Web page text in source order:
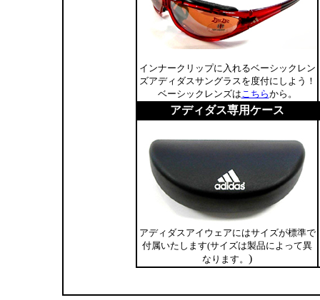
インナークリップに入れるベーシックレン
ズアディダスサングラスを度付にしよう！
ベーシックレンズはこちらから。
アディダス専用ケース
アディダスアイウェアにはサイズが標準で
付属いたします(サイズは製品によって異
なります。 )